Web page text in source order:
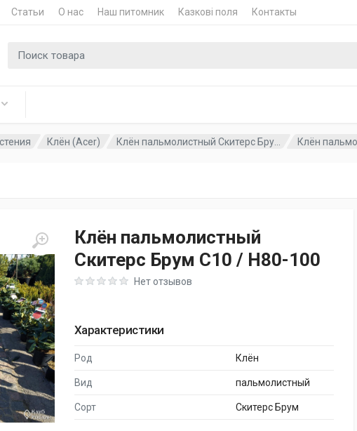
Статьи О нас Наш питомник Казкові поля Контакты
Поиск для
Клён (Acer) Клён пальмолистный Скитерс Бру... Клён
Клён пальмолистный
Скитерс Брум C10 / H80-100
Rating: 0 out of 5Нет отзывов
Характеристики
Род Клён
Вид пальмолистный
Сорт Скитерс Брум